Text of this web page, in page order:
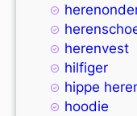
herenvest
hilfiger
hippe
hoodie